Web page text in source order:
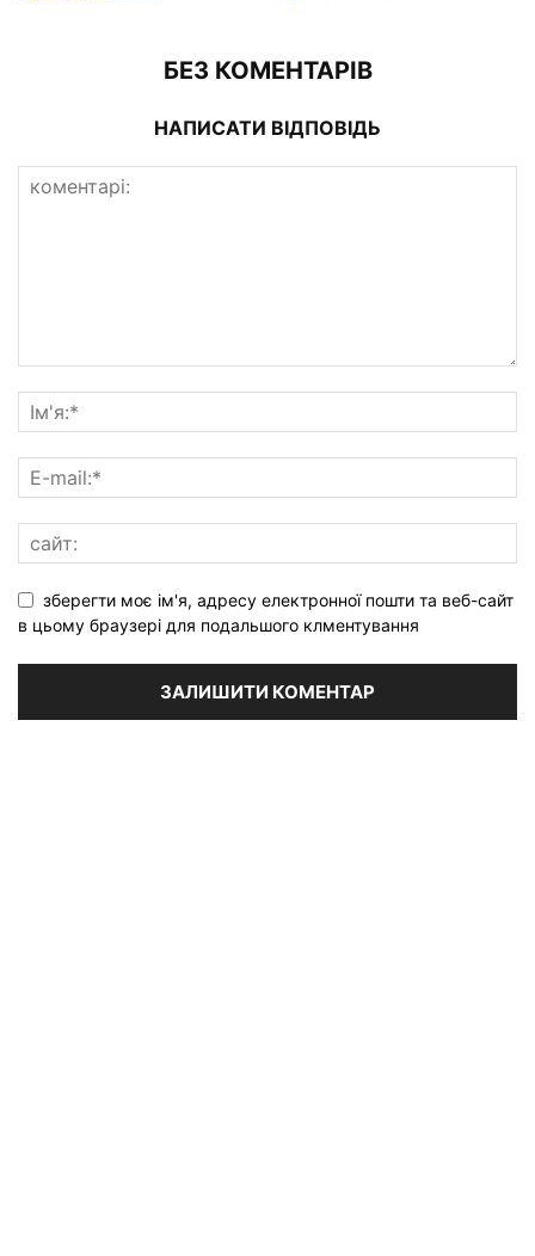
БЕЗ КОМЕНТАРІВ
НАПИСАТИ ВІДПОВІДЬ
зберегти моє ім'я, адресу електронної пошти та веб-сайт
в цьому браузері для подальшого клментування